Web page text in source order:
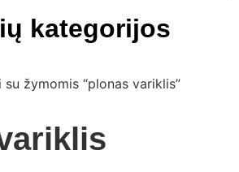
kategorijos
žymomis “plonas variklis”